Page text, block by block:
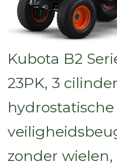
Kubota B2
23PK, 3
zonder wielen,